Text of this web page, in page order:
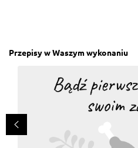
Przepisy w Waszym wykonaniu